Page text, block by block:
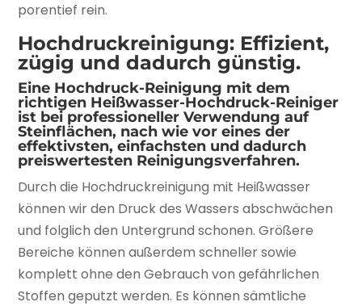
porentief rein.
Hochdruckreinigung: Effizient,
zügig und dadurch günstig.
Eine Hochdruck-Reinigung mit dem
richtigen Heißwasser-Hochdruck-Reiniger
ist bei professioneller Verwendung auf
Steinflächen, nach wie vor eines der
effektivsten, einfachsten und dadurch
preiswertesten Reinigungsverfahren.
Durch die Hochdruckreinigung mit Heißwasser
können wir den Druck des Wassers abschwächen
und folglich den Untergrund schonen. Größere
Bereiche können außerdem schneller sowie
komplett ohne den Gebrauch von gefährlichen
Stoffen geputzt werden. Es können sämtliche